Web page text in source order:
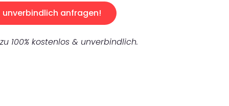
unverbindlich anfragen!
100% kostenlos & unverbindlich.